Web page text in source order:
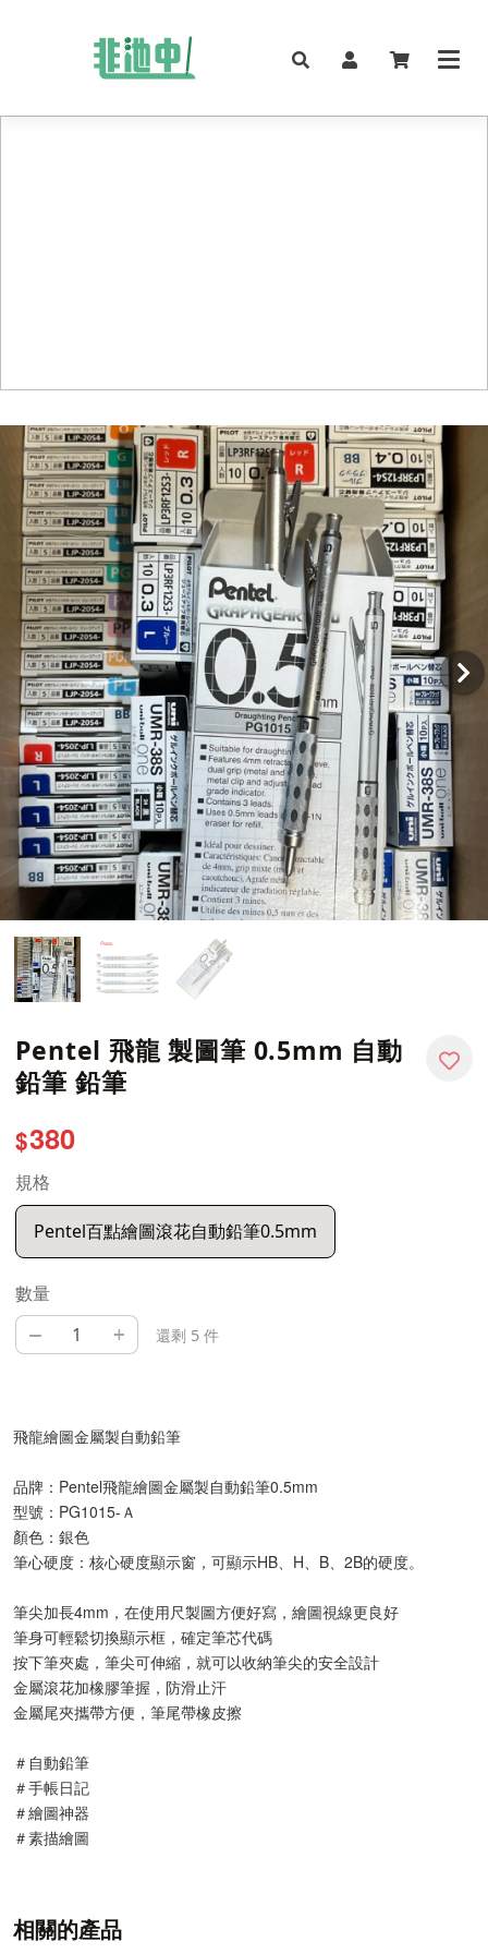
Pentel 飛龍 製圖筆 0.5mm 自動
鉛筆 鉛筆
$380
規格
Pentel百點繪圖滾花自動鉛筆0.5mm
數量
– + 還剩 5 件
飛龍繪圖金屬製自動鉛筆
品牌：Pentel飛龍繪圖金屬製自動鉛筆0.5mm
型號：PG1015-Ａ
顏色：銀色
筆心硬度：核心硬度顯示窗，可顯示HB、H、B、2B的硬度。
筆尖加長4mm，在使用尺製圖方便好寫，繪圖視線更良好
筆身可輕鬆切換顯示框，確定筆芯代碼
按下筆夾處，筆尖可伸縮，就可以收納筆尖的安全設計
金屬滾花加橡膠筆握，防滑止汗
金屬尾夾攜帶方便，筆尾帶橡皮擦
＃自動鉛筆
＃手帳日記
＃繪圖神器
＃素描繪圖
相關的產品